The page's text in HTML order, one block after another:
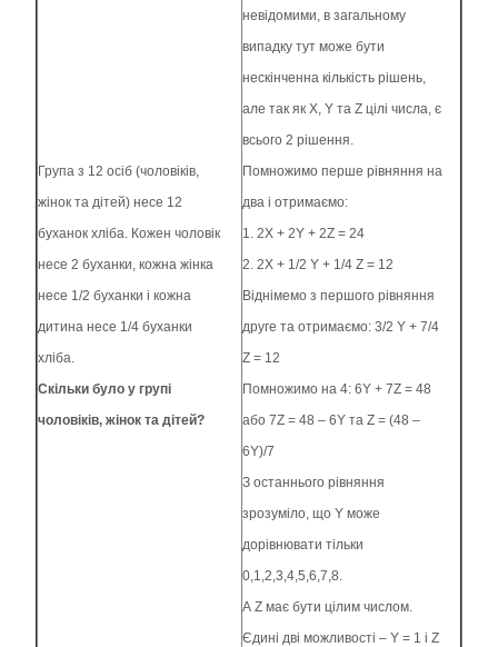
Група з 12 осіб (чоловіків,
жінок та дітей) несе 12
буханок хліба. Кожен чоловік
несе 2 буханки, кожна жінка
несе 1/2 буханки і кожна
дитина несе 1/4 буханки
хліба.
Скільки було у групі
чоловіків, жінок та дітей?
невідомими, в загальному
випадку тут може бути
нескінченна кількість рішень,
але так як X, Y та Z цілі числа, є
всього 2 рішення.
Помножимо перше рівняння на
два і отримаємо:
1. 2X + 2Y + 2Z = 24
2. 2X + 1/2 Y + 1/4 Z = 12
Віднімемо з першого рівняння
друге та отримаємо: 3/2 Y + 7/4
Z = 12
Помножимо на 4: 6Y + 7Z = 48
або 7Z = 48 – 6Y та Z = (48 –
6Y)/7
З останнього рівняння
зрозуміло, що Y може
дорівнювати тільки
0,1,2,3,4,5,6,7,8.
А Z має бути цілим числом.
Єдині дві можливості – Y = 1 і Z